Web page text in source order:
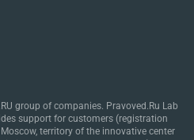
“вселение через
проживание в квартире,
но фактически
group of companies. Pravoved.Ru Lab
support for customers (registration
territory of the innovative center